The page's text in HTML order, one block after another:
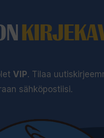
VIP. Tilaa
sähköpostiisi.